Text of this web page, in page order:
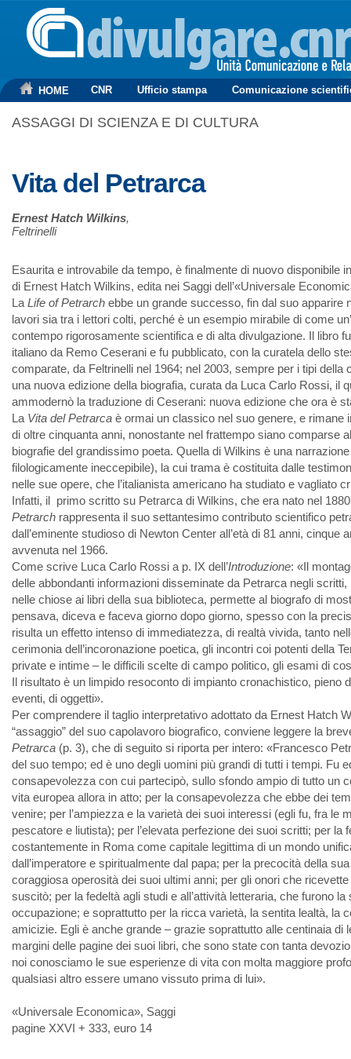
HOME
ASSAGGI DI SCIENZA E DI CULTURA
Vita del Petrarca
Ernest Hatch Wilkins,
Feltrinelli
Esaurita e introvabile da tempo, è finalmente di nuovo disponibile
di Ernest Hatch Wilkins, edita nei Saggi dell’«Universale
La Life of Petrarch ebbe un grande successo, fin dal suo apparire
lavori sia tra i lettori colti, perché è un esempio mirabile di come
contempo rigorosamente scientifica e di alta divulgazione. Il libro
italiano da Remo Ceserani e fu pubblicato, con la curatela dello
comparate, da Feltrinelli nel 1964; nel 2003, sempre per i tipi
una nuova edizione della biografia, curata da Luca Carlo Rossi, il
ammodernò la traduzione di Ceserani: nuova edizione che ora è
La Vita del Petrarca è ormai un classico nel suo genere, e rimane
di oltre cinquanta anni, nonostante nel frattempo siano comparse
biografie del grandissimo poeta. Quella di Wilkins è una
filologicamente ineccepibile), la cui trama è costituita dalle
nelle sue opere, che l’italianista americano ha studiato e vagliato
Infatti, il primo scritto su Petrarca di Wilkins, che era nato nel
Petrarch rappresenta il suo settantesimo contributo scientifico
dall’eminente studioso di Newton Center all’età di 81 anni, cinque
avvenuta nel 1966.
Come scrive Luca Carlo Rossi a p. IX dell’Introduzione: «Il
delle abbondanti informazioni disseminate da Petrarca negli
nelle chiose ai libri della sua biblioteca, permette al biografo di
pensava, diceva e faceva giorno dopo giorno, spesso con la
risulta un effetto intenso di immediatezza, di realtà vivida, tanto
cerimonia dell’incoronazione poetica, gli incontri coi potenti della
private e intime – le difficili scelte di campo politico, gli esami di
Il risultato è un limpido resoconto di impianto cronachistico, pieno
eventi, di oggetti».
Per comprendere il taglio interpretativo adottato da Ernest Hatch
“assaggio” del suo capolavoro biografico, conviene leggere la
Petrarca (p. 3), che di seguito si riporta per intero: «Francesco
del suo tempo; ed è uno degli uomini più grandi di tutti i tempi. Fu
consapevolezza con cui partecipò, sullo sfondo ampio di tutto un
vita europea allora in atto; per la consapevolezza che ebbe dei
venire; per l’ampiezza e la varietà dei suoi interessi (egli fu, fra le
pescatore e liutista); per l’elevata perfezione dei suoi scritti; per la
costantemente in Roma come capitale legittima di un mondo
dall’imperatore e spiritualmente dal papa; per la precocità della
coraggiosa operosità dei suoi ultimi anni; per gli onori che
suscitò; per la fedeltà agli studi e all’attività letteraria, che furono la
occupazione; e soprattutto per la ricca varietà, la sentita lealtà, la
amicizie. Egli è anche grande – grazie soprattutto alle centinaia di
margini delle pagine dei suoi libri, che sono state con tanta
noi conosciamo le sue esperienze di vita con molta maggiore
qualsiasi altro essere umano vissuto prima di lui».
«Universale Economica», Saggi
pagine XXVI + 333, euro 14
CNR Ufficio stampa Comunicazione